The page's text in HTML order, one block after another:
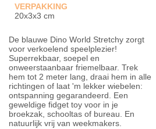
VERPAKKING
20x3x3 cm
De blauwe Dino World Stretchy zorgt
voor verkoelend speelplezier!
Superrekbaar, soepel en
onweerstaanbaar friemelbaar. Trek
hem tot 2 meter lang, draai hem in alle
richtingen of laat 'm lekker wiebelen:
ontspanning gegarandeerd. Een
geweldige fidget toy voor in je
broekzak, schooltas of bureau. En
natuurlijk vrij van weekmakers.